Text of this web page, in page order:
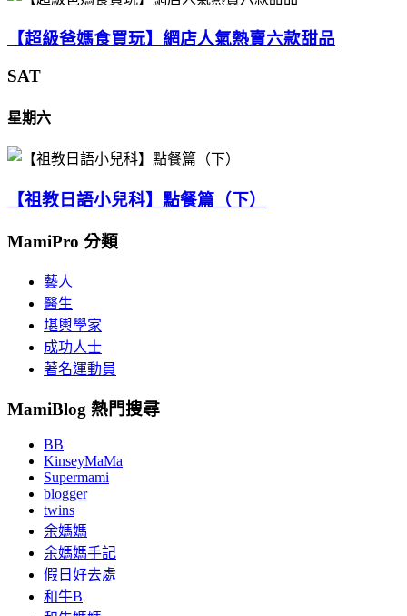
【超級爸媽食買玩】網店人氣熱賣六款甜品
SAT
星期六
【祖教日語小兒科】點餐篇（下）
MamiPro 分類
藝人
醫生
堪輿學家
成功人士
著名運動員
MamiBlog 熱門搜尋
BB
KinseyMaMa
Supermami
blogger
twins
余媽媽
余媽媽手記
假日好去處
和牛B